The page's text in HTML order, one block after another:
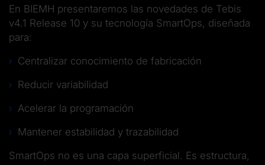
En BIEMH presentaremos las novedades de Tebis
v4.1 Release 10 y su tecnología SmartOps, diseñada
para:
Centralizar conocimiento de fabricación
Reducir variabilidad
Acelerar la programación
Mantener estabilidad y trazabilidad
SmartOps no es una capa superficial. Es estructura,